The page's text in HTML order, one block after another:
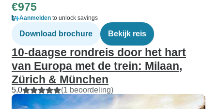
€975
Aanmelden to unlock savings
Download brochure Bekijk reis
10-daagse rondreis door het hart
van Europa met de trein: Milaan,
Zürich & München
5,0 (1 beoordeling)